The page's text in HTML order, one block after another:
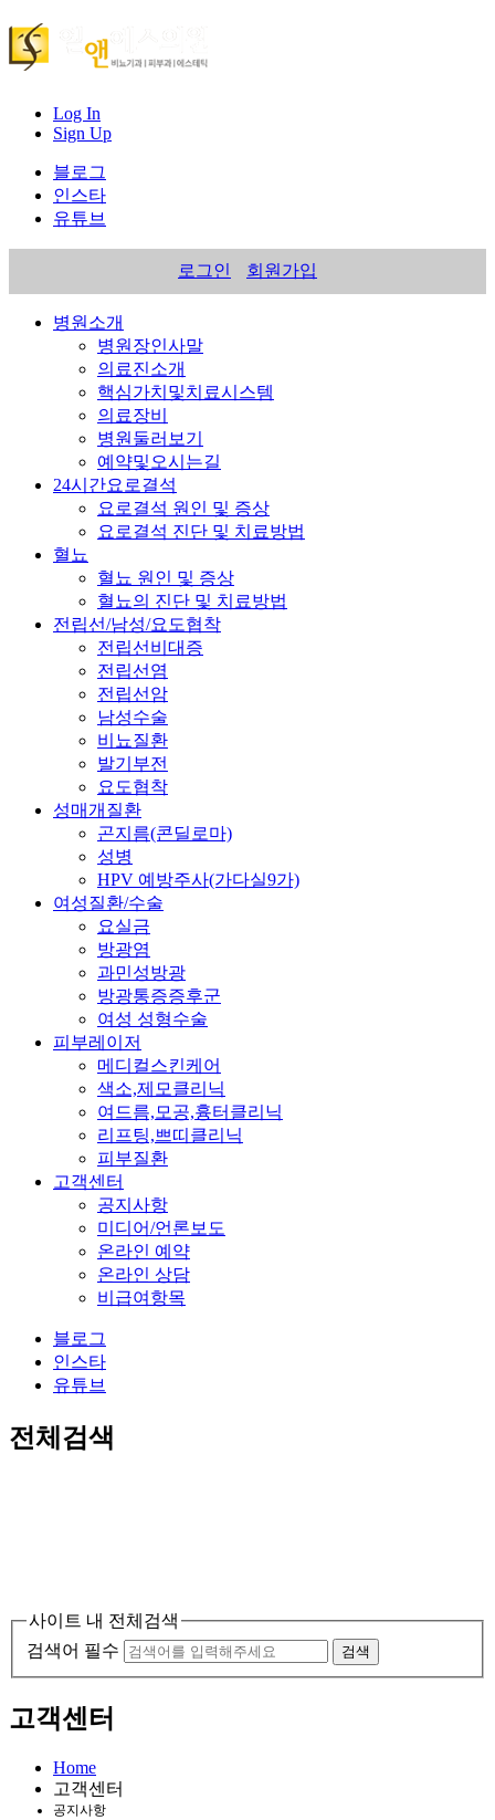
Log In
Sign Up
블로그
인스타
유튜브
로그인 회원가입
병원소개
병원장인사말
의료진소개
핵심가치및치료시스템
의료장비
병원둘러보기
예약및오시는길
24시간요로결석
요로결석 원인 및 증상
요로결석 진단 및 치료방법
혈뇨
혈뇨 원인 및 증상
혈뇨의 진단 및 치료방법
전립선/남성/요도협착
전립선비대증
전립선염
전립선암
남성수술
비뇨질환
발기부전
요도협착
성매개질환
곤지름(콘딜로마)
성병
HPV 예방주사(가다실9가)
여성질환/수술
요실금
방광염
과민성방광
방광통증증후군
여성 성형수술
피부레이저
메디컬스킨케어
색소,제모클리닉
여드름,모공,흉터클리닉
리프팅,쁘띠클리닉
피부질환
고객센터
공지사항
미디어/언론보도
온라인 예약
온라인 상담
비급여항목
블로그
인스타
유튜브
전체검색
사이트 내 전체검색
검색어 필수
검색
고객센터
Home
고객센터
공지사항